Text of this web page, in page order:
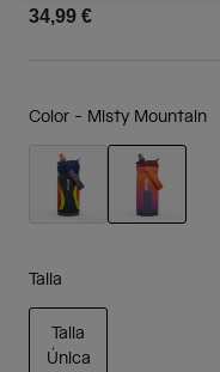
34,99 €
Color - Misty Mountain
Talla
Talla
Única